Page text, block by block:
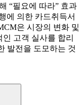
“필요에 따라” 효과
에 의한 카드취득서
은 시장의 변화 및
고객 실사를 합리
발전을 도모하는 것